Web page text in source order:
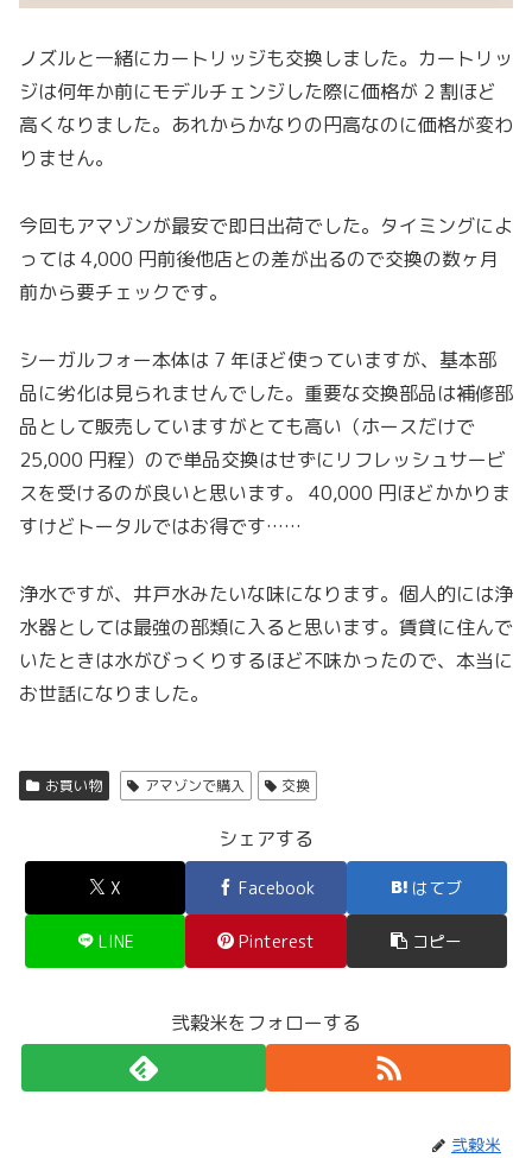
ノズルと一緒にカートリッジも交換しました。カートリッ
ジは何年か前にモデルチェンジした際に価格が 2 割ほど
高くなりました。あれからかなりの円高なのに価格が変わ
りません。
今回もアマゾンが最安で即日出荷でした。タイミングによ
っては 4,000 円前後他店との差が出るので交換の数ヶ月
前から要チェックです。
シーガルフォー本体は 7 年ほど使っていますが、基本部
品に劣化は見られませんでした。重要な交換部品は補修部
品として販売していますがとても高い（ホースだけで
25,000 円程）ので単品交換はせずにリフレッシュサービ
スを受けるのが良いと思います。 40,000 円ほどかかりま
すけどトータルではお得です……
浄水ですが、井戸水みたいな味になります。個人的には浄
水器としては最強の部類に入ると思います。賃貸に住んで
いたときは水がびっくりするほど不味かったので、本当に
お世話になりました。
お買い物 アマゾンで購入 交換
シェアする
X Facebook はてブ
LINE Pinterest コピー
弐穀米をフォローする
弐穀米